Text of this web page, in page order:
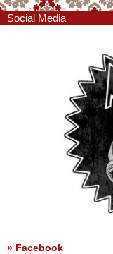
Social Media
» Facebook